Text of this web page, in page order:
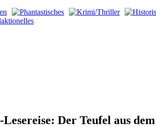
Der Teufel aus